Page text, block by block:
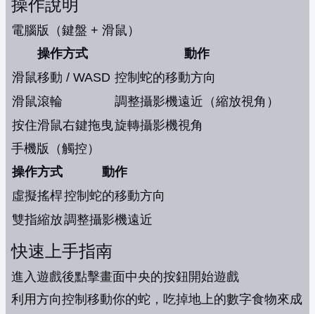
操作說明
電腦版（鍵盤 + 滑鼠）
操作方式
動作
滑鼠移動 / WASD 控制蛇的移動方向
滑鼠滾輪
調整攝影機遠近（縮放視角）
按住滑鼠右鍵拖曳旋轉攝影機視角
手機版（觸控）
操作方式
動作
虛擬搖桿控制蛇的移動方向
雙指縮放調整攝影機遠近
快速上手指南
進入遊戲後點擊畫面中央的按鈕開始遊戲
利用方向控制移動你的蛇，吃掉地上的數字食物來成